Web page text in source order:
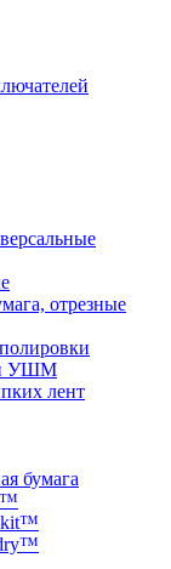
отрезные
и УШМ
лент
бумага